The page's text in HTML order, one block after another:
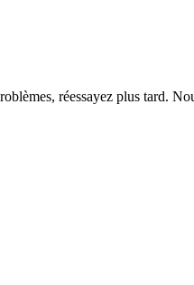
réessayez plus tard.